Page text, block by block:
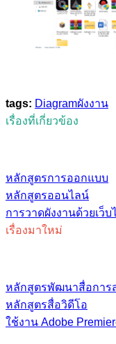
tags: Diagramผังงาน
เรื่องที่เกี่ยวข้อง
หลักสูตรการออกแบบ
หลักสูตรออนไลน์
การวาดผังงานด้วยเว็
เรื่องมาใหม่
หลักสูตรพัฒนาสื่อการ
หลักสูตรสื่อวิดีโอ
ใช้งาน Adobe